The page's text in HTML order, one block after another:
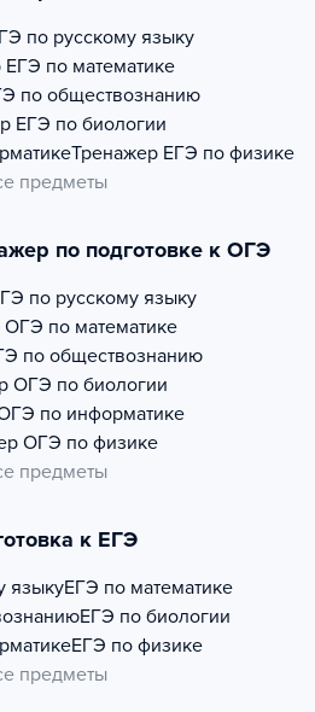
по русскому языку
ЕГЭ по математике
по обществознанию
ЕГЭ по биологии
Тренажер ЕГЭ по физике
предметы
по подготовке к ОГЭ
по русскому языку
ОГЭ по математике
по обществознанию
ОГЭ по биологии
по информатике
ОГЭ по физике
предметы
к ЕГЭ
языкуЕГЭ по математике
ЕГЭ по биологии
ЕГЭ по физике
предметы